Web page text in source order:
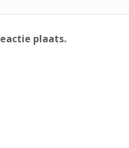
plaats.